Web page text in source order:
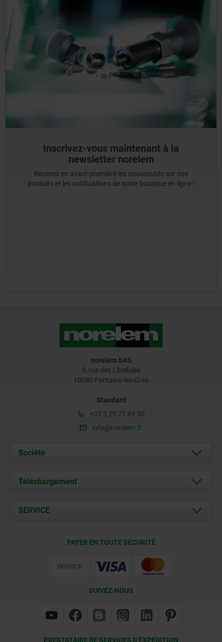
Inscrivez-vous maintenant à la
newsletter norelem
Recevez en avant-première les nouveautés sur nos
produits et les notifications de notre boutique en ligne !
norelem SAS
5, rue des Libellules
10280 Fontaine-les-Grès
Standard
+33 3 25 71 89 30
info@norelem.fr
Société
À propos de nous
Contact
Téléchargement
Documents
SERVICE
PAYER EN TOUTE SÉCURITÉ
SUIVEZ-NOUS
PRESTATAIRE DE SERVICES D’EXPÉDITION